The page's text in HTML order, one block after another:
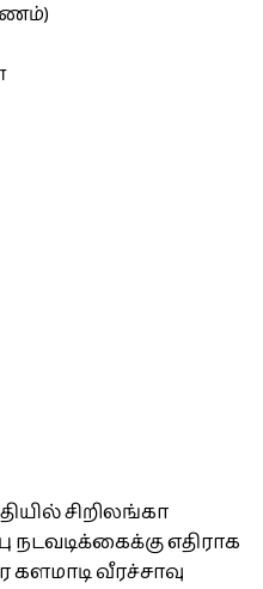
சிறிலங்கா
எதிராக
களமாடி வீரச்சாவு